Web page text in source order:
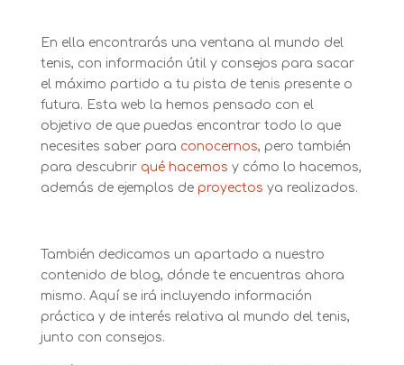
En ella encontrarás una ventana al mundo del
tenis, con información útil y consejos para sacar
el máximo partido a tu pista de tenis presente o
futura. Esta web la hemos pensado con el
objetivo de que puedas encontrar todo lo que
necesites saber para conocernos, pero también
para descubrir qué hacemos y cómo lo hacemos,
además de ejemplos de proyectos ya realizados.
También dedicamos un apartado a nuestro
contenido de blog, dónde te encuentras ahora
mismo. Aquí se irá incluyendo información
práctica y de interés relativa al mundo del tenis,
junto con consejos.